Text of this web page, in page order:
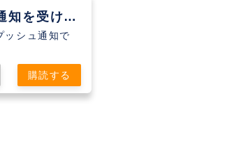
Clubteam Buddy Futsal Clubから通知を受け取る
シュ通知で
購読する